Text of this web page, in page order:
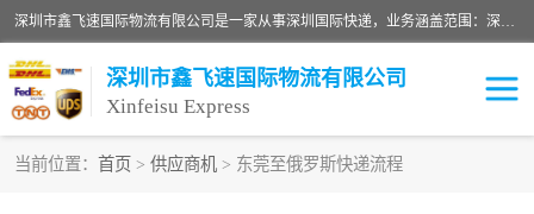
深圳市鑫飞速国际物流有限公司是一家从事深圳国际快递，业务涵盖范围：深圳DHL国际快递、深圳国际快递公司、深圳国际物流公司、深圳国际快递、深圳DHL国际快递电话可拨打全国服务热线：15019287411。欢迎各位亲来人来电到我司洽谈合作。
深圳市鑫飞速国际物流有限公司
Xinfeisu Express
当前位置： 首页 > 供应商机 > 东莞至俄罗斯快递流程